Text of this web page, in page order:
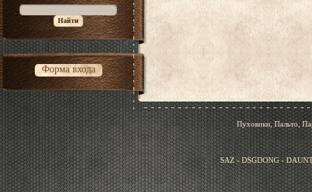
Форма входа
Пуховики, Пальто,
SAZ - DSGDONG -